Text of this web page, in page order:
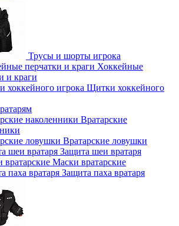
Трусы и шорты игрока
Хоккейные
и краги
Щитки хоккейного
Вратарские
Вратарские ловушки
Защита шеи вратаря
Маски вратарские
Защита паха вратаря